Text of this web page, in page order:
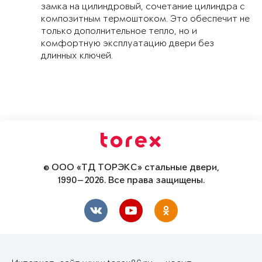
замка на цилиндровый, сочетание цилиндра с
композитным термоштоком. Это обеспечит не
только дополнительное тепло, но и
комфортную эксплуатацию двери без
длинных ключей.
© ООО «ТД ТОРЭКС» стальные двери,
1990—2026. Все права защищены.